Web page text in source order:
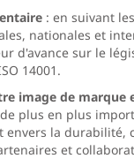
: en suivant
nationales et
d'avance sur le
14001.
image de marque
plus en plus
envers la durabilité,
et